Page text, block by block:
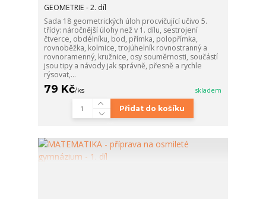
GEOMETRIE - 2. díl
Sada 18 geometrických úloh procvičující učivo 5.
třídy: náročnější úlohy než v 1. dílu, sestrojení
čtverce, obdélníku, bod, přímka, polopřímka,
rovnoběžka, kolmice, trojúhelník rovnostranný a
rovnoramenný, kružnice, osy souměrnosti, součástí
jsou tipy a návody jak správně, přesně a rychle
rýsovat,...
79 Kč/ks skladem
Přidat do košíku